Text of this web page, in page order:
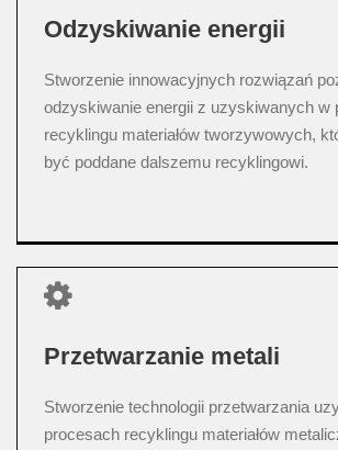
Odzyskiwanie energii
Stworzenie innowacyjnych rozwiązań
odzyskiwanie energii z uzyskiwanych w
recyklingu materiałów tworzywowych,
być poddane dalszemu recyklingowi.
Przetwarzanie metali
Stworzenie technologii przetwarzania
procesach recyklingu materiałów